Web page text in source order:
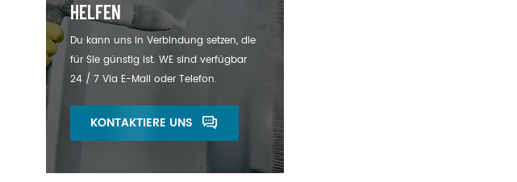
HELFEN
Du kann uns in Verbindung setzen, die
für Sie günstig ist. WE sind verfügbar
24 / 7 Via E-Mail oder Telefon.
KONTAKTIERE UNS